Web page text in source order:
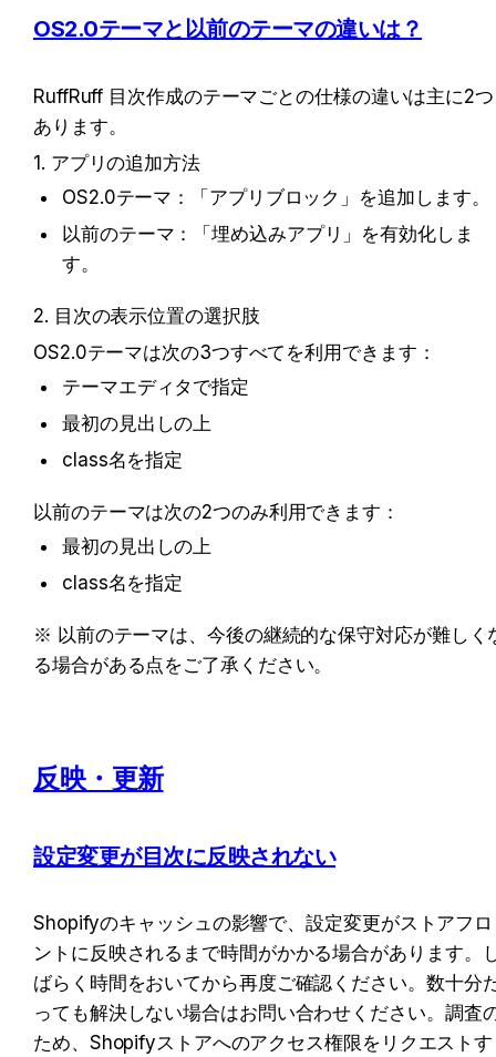
OS2.0テーマと以前のテーマの違いは？
RuffRuff 目次作成のテーマごとの仕様の違いは主に2つ
あります。
1. アプリの追加方法
OS2.0テーマ：「アプリブロック」を追加します。
以前のテーマ：「埋め込みアプリ」を有効化しま
す。
2. 目次の表示位置の選択肢
OS2.0テーマは次の3つすべてを利用できます：
テーマエディタで指定
最初の見出しの上
class名を指定
以前のテーマは次の2つのみ利用できます：
最初の見出しの上
class名を指定
※ 以前のテーマは、今後の継続的な保守対応が難しく
る場合がある点をご了承ください。
反映・更新
設定変更が目次に反映されない
Shopifyのキャッシュの影響で、設定変更がストアフロ
ントに反映されるまで時間がかかる場合があります。
ばらく時間をおいてから再度ご確認ください。数十分
っても解決しない場合はお問い合わせください。調査
ため、Shopifyストアへのアクセス権限をリクエストす